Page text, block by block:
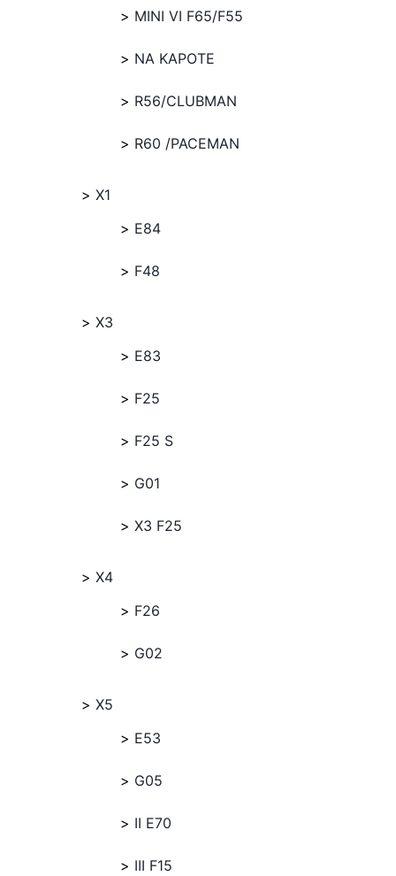
MINI VI F65/F55
NA KAPOTE
R56/CLUBMAN
R60 /PACEMAN
X1
E84
F48
X3
E83
F25
F25 S
G01
X3 F25
X4
F26
G02
X5
E53
G05
II E70
III F15